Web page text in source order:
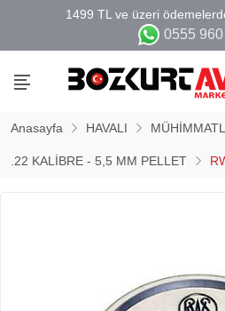
0555 960
Anasayfa HAVALI
.22 KALİBRE - 5,5 MM PELLET